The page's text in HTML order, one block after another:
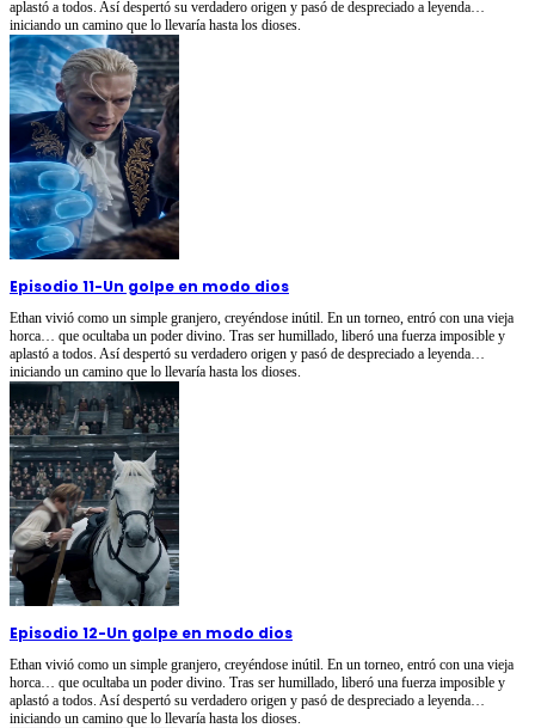
aplastó a todos. Así despertó su verdadero origen y pasó de despreciado a leyenda…
iniciando un camino que lo llevaría hasta los dioses.
Episodio 11-Un golpe en modo dios
Ethan vivió como un simple granjero, creyéndose inútil. En un torneo, entró con una vieja
horca… que ocultaba un poder divino. Tras ser humillado, liberó una fuerza imposible y
aplastó a todos. Así despertó su verdadero origen y pasó de despreciado a leyenda…
iniciando un camino que lo llevaría hasta los dioses.
Episodio 12-Un golpe en modo dios
Ethan vivió como un simple granjero, creyéndose inútil. En un torneo, entró con una vieja
horca… que ocultaba un poder divino. Tras ser humillado, liberó una fuerza imposible y
aplastó a todos. Así despertó su verdadero origen y pasó de despreciado a leyenda…
iniciando un camino que lo llevaría hasta los dioses.